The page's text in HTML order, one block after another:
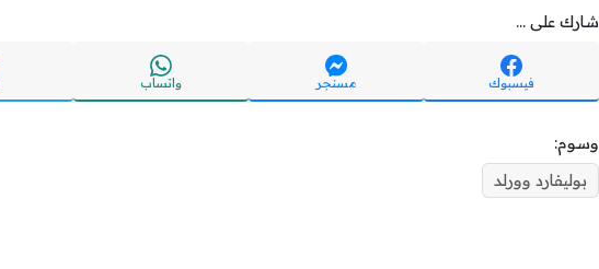
شارك على ...
فيسبوك مسنجر واتساب
وسوم:
بوليفارد وورلد